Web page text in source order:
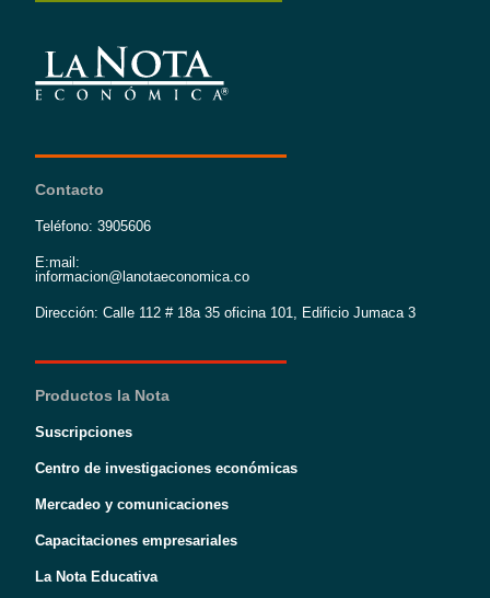
Contacto
Teléfono: 3905606
E:mail:
informacion@lanotaeconomica.co
Dirección: Calle 112 # 18a 35 oficina 101, Edificio Jumaca 3
Productos la Nota
Suscripciones
Centro de investigaciones económicas
Mercadeo y comunicaciones
Capacitaciones empresariales
La Nota Educativa